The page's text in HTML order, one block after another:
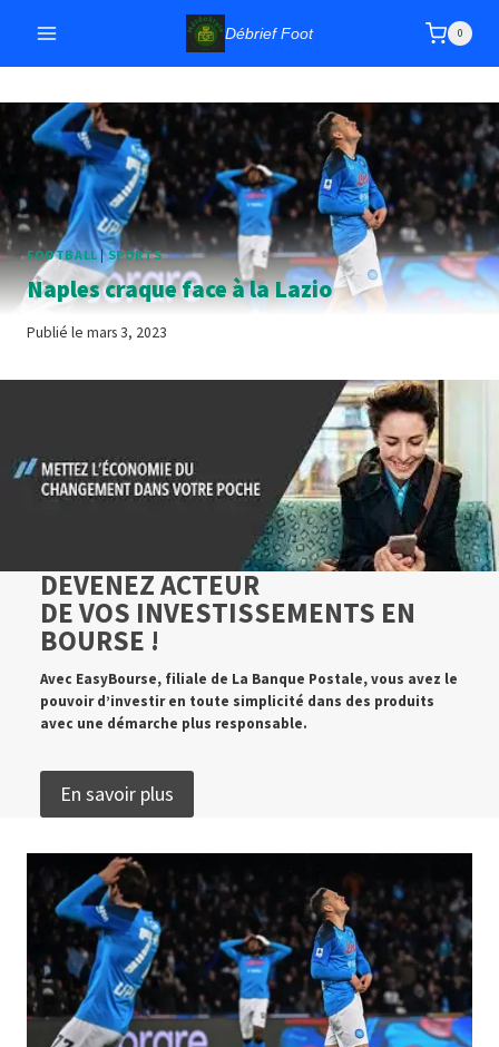
contenu
Débrief Foot 0
FOOTBALL|SPORTS
Naples craque face à la Lazio
Publié le mars 3, 2023
DEVENEZ ACTEUR
DE VOS INVESTISSEMENTS EN
BOURSE !
Avec EasyBourse, filiale de La Banque Postale, vous avez le
pouvoir d’investir en toute simplicité dans des produits
avec une démarche plus responsable.
En savoir plus